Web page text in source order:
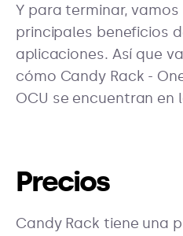
Y para terminar,
principales beneficios
aplicaciones. Así que
cómo Candy Rack -
OCU se encuentran en
Precios
Candy Rack tiene una